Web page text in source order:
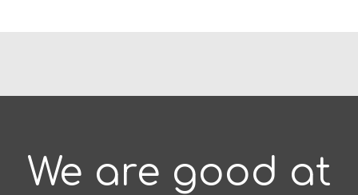
We are good at